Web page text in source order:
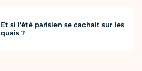
Et si l’été parisien se cachait sur les
quais ?